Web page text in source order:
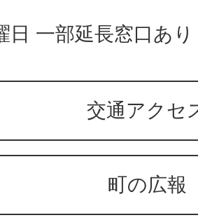
日 一部延長窓口あり
交通アクセ
町の広報